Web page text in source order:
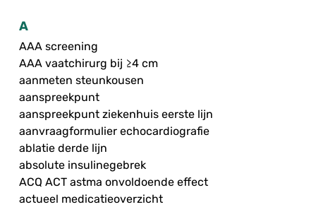
A
AAA screening
AAA vaatchirurg bij ≥4 cm
aanmeten steunkousen
aanspreekpunt
aanspreekpunt ziekenhuis eerste lijn
aanvraagformulier echocardiografie
ablatie derde lijn
absolute insulinegebrek
ACQ ACT astma onvoldoende effect
actueel medicatieoverzicht